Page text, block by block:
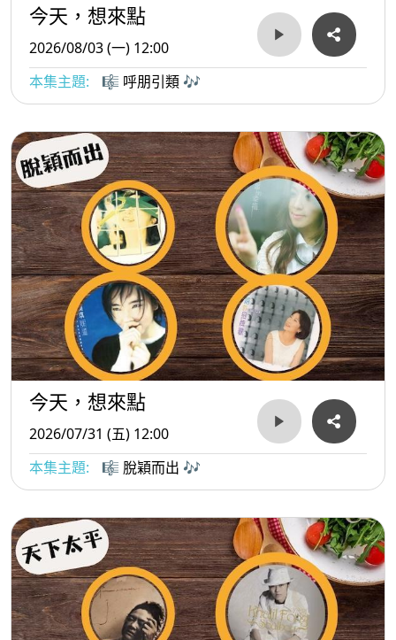
今天，想來點
2026/08/03 (一) 12:00
本集主題:
🎼 呼朋引類 🎶
今天，想來點
2026/07/31 (五) 12:00
本集主題:
🎼 脫穎而出 🎶